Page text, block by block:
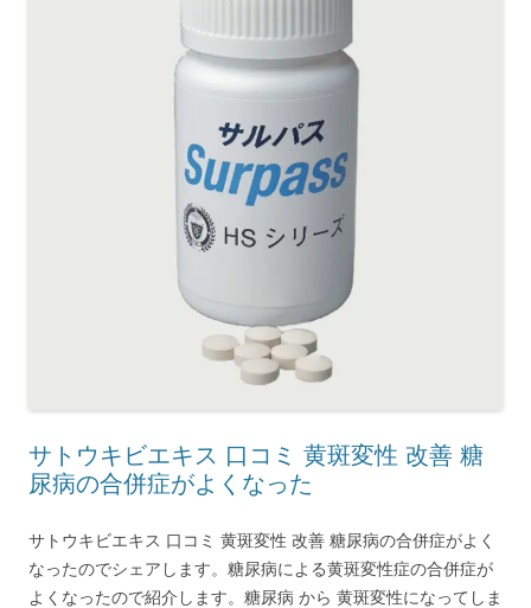
サトウキビエキス 口コミ 黄斑変性 改善 糖
尿病の合併症がよくなった
サトウキビエキス 口コミ 黄斑変性 改善 糖尿病の合併症がよく
なったのでシェアします。糖尿病による黄斑変性症の合併症が
よくなったので紹介します。糖尿病 から 黄斑変性になってしま